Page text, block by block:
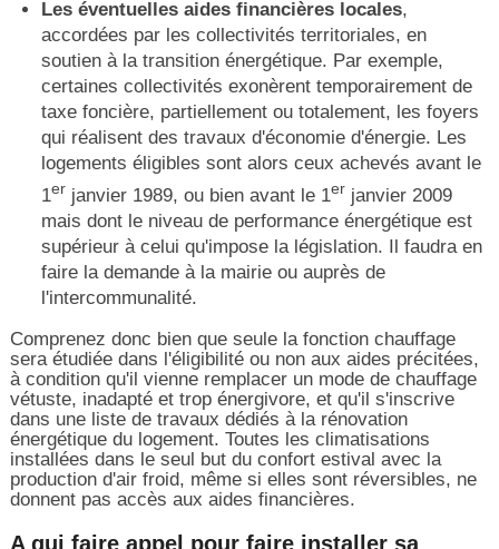
Les éventuelles aides financières locales,
accordées par les collectivités territoriales, en
soutien à la transition énergétique. Par exemple,
certaines collectivités exonèrent temporairement de
taxe foncière, partiellement ou totalement, les foyers
qui réalisent des travaux d'économie d'énergie. Les
logements éligibles sont alors ceux achevés avant le
1er janvier 1989, ou bien avant le 1er janvier 2009
mais dont le niveau de performance énergétique est
supérieur à celui qu'impose la législation. Il faudra en
faire la demande à la mairie ou auprès de
l'intercommunalité.
Comprenez donc bien que seule la fonction chauffage
sera étudiée dans l'éligibilité ou non aux aides précitées,
à condition qu'il vienne remplacer un mode de chauffage
vétuste, inadapté et trop énergivore, et qu'il s'inscrive
dans une liste de travaux dédiés à la rénovation
énergétique du logement. Toutes les climatisations
installées dans le seul but du confort estival avec la
production d'air froid, même si elles sont réversibles, ne
donnent pas accès aux aides financières.
A qui faire appel pour faire installer sa